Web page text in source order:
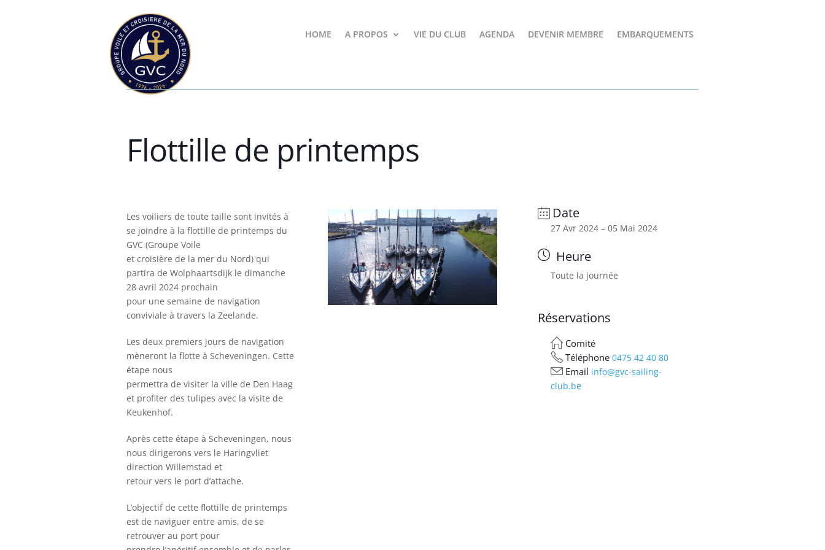
HOME A PROPOS VIE DU CLUB AGENDA DEVENIR MEMBRE EMBARQUEMENTS
Flottille de printemps
Les voiliers de toute taille sont invités à
se joindre à la flottille de printemps du
GVC (Groupe Voile
et croisière de la mer du Nord) qui
partira de Wolphaartsdijk le dimanche
28 avril 2024 prochain
pour une semaine de navigation
conviviale à travers la Zeelande.
Les deux premiers jours de navigation
mèneront la flotte à Scheveningen. Cette
étape nous
permettra de visiter la ville de Den Haag
et profiter des tulipes avec la visite de
Keukenhof.
Après cette étape à Scheveningen, nous
nous dirigerons vers le Haringvliet
direction Willemstad et
retour vers le port d’attache.
L’objectif de cette flottille de printemps
est de naviguer entre amis, de se
retrouver au port pour
Date
27 Avr 2024– 05 Mai 2024
Heure
Toute la journée
Réservations
Comité
Téléphone 0475 42 40 80
Email info@gvc-sailing-
club.be